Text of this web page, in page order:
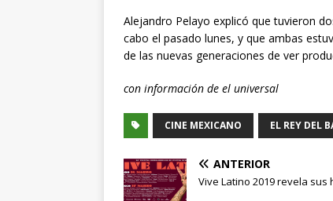
Alejandro Pelayo explicó que tuvieron
cabo el pasado lunes, y que ambas
de las nuevas generaciones de ver
con información de el universal
CINE MEXICANO EL REY DEL
ANTERIOR
Vive Latino 2019 revela sus